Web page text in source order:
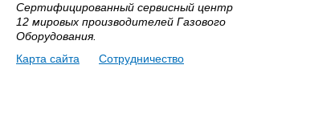
Сертифицированный сервисный центр
12 мировых производителей Газового
Оборудования.
Карта сайта
Сотрудничество